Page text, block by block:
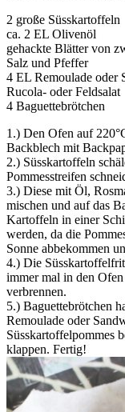
2 große Süsskartoffeln
ca. 2 EL Olivenöl
gehackte Blätter von
Salz und Pfeffer
4 EL Remoulade oder
Rucola- oder Feldsalat
4 Baguettebrötchen
1.) Den Ofen auf
Backblech mit
2.) Süsskartoffeln
Pommesstreifen
3.) Diese mit Öl,
mischen und auf das
Kartoffeln in einer
werden, da die
Sonne abbekommen
4.) Die
immer mal in den
verbrennen.
5.) Baguettebrötchen
Remoulade oder
Süsskartoffelpommes
klappen. Fertig!